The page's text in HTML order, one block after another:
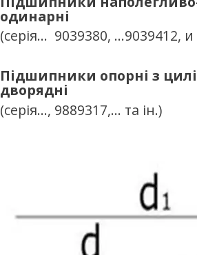
одинарні
(серія... 9039380, …9039412,
Підшипники опорні з
дворядні
(серія..., 9889317,... та ін.)